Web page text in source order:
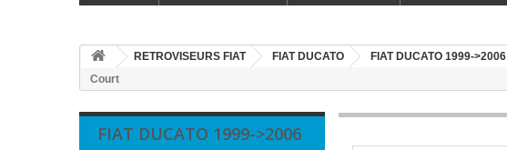
RETROVISEURS FIAT FIAT DUCATO FIAT DUCATO 1999->2006
Court
FIAT DUCATO 1999->2006